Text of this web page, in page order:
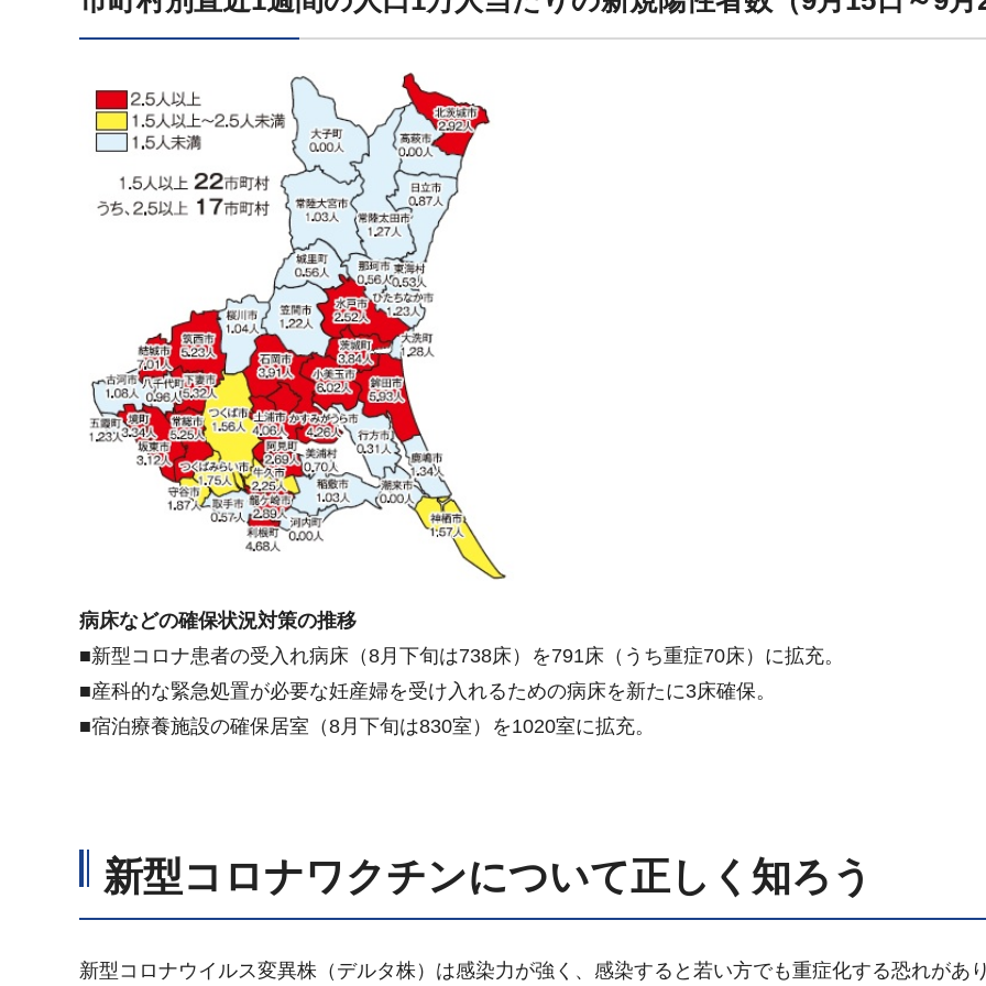
病床などの確保状況対策の推移
■新型コロナ患者の受入れ病床（8月下旬は738床）を791床（うち重症70床）に拡充。
■産科的な緊急処置が必要な妊産婦を受け入れるための病床を新たに3床確保。
■宿泊療養施設の確保居室（8月下旬は830室）を1020室に拡充。
新型コロナワクチンについて正しく知ろう
新型コロナウイルス変異株（デルタ株）は感染力が強く、感染すると若い方でも重症化する恐れがあ